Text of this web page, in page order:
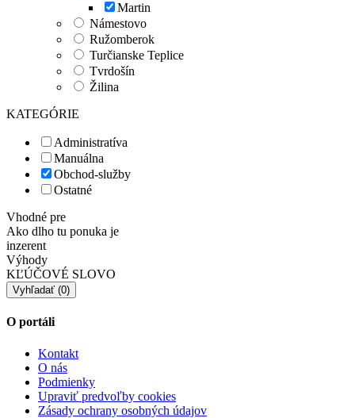
Martin
Námestovo
Ružomberok
Turčianske Teplice
Tvrdošín
Žilina
KATEGÓRIE
Administratíva
Manuálna
Obchod-služby
Ostatné
Vhodné pre
Ako dlho tu ponuka je
inzerent
Výhody
KĽÚČOVÉ SLOVO
O portáli
Kontakt
O nás
Podmienky
Upraviť predvoľby cookies
Zásady ochrany osobných údajov